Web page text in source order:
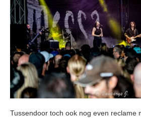
Tussendoor toch ook nog even reclame